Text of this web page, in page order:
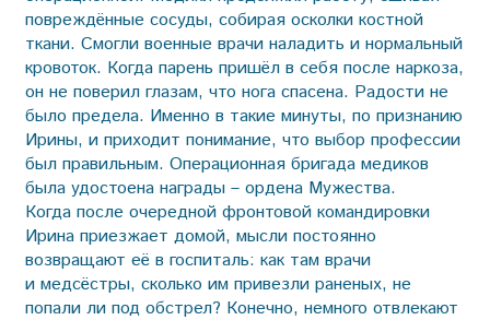
повреждённые сосуды, собирая осколки костной
ткани. Смогли военные врачи наладить и нормальный
кровоток. Когда парень пришёл в себя после наркоза,
он не поверил глазам, что нога спасена. Радости не
было предела. Именно в такие минуты, по признанию
Ирины, и приходит понимание, что выбор профессии
был правильным. Операционная бригада медиков
была удостоена награды – ордена Мужества.
Когда после очередной фронтовой командировки
Ирина приезжает домой, мысли постоянно
возвращают её в госпиталь: как там врачи
и медсёстры, сколько им привезли раненых, не
попали ли под обстрел? Конечно, немного отвлекают